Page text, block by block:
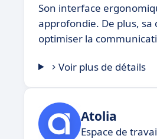
Son interface
approfondie. De plus,
optimiser la
Voir plus de détails
Atolia
Espace de